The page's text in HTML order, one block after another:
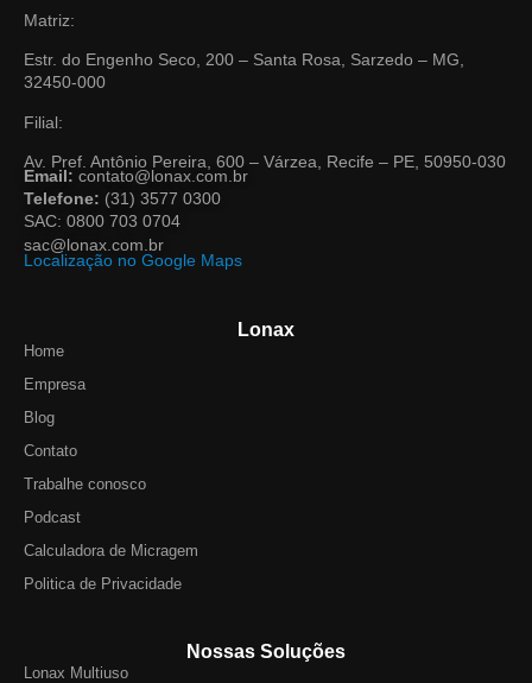
Matriz:
Estr. do Engenho Seco, 200 – Santa Rosa, Sarzedo – MG,
32450-000
Filial:
Av. Pref. Antônio Pereira, 600 – Várzea, Recife – PE, 50950-030
Email: contato@lonax.com.br
Telefone: (31) 3577 0300
SAC: 0800 703 0704
sac@lonax.com.br
Localização no Google Maps
Lonax
Home
Empresa
Blog
Contato
Trabalhe conosco
Podcast
Calculadora de Micragem
Politica de Privacidade
Nossas Soluções
Lonax Multiuso